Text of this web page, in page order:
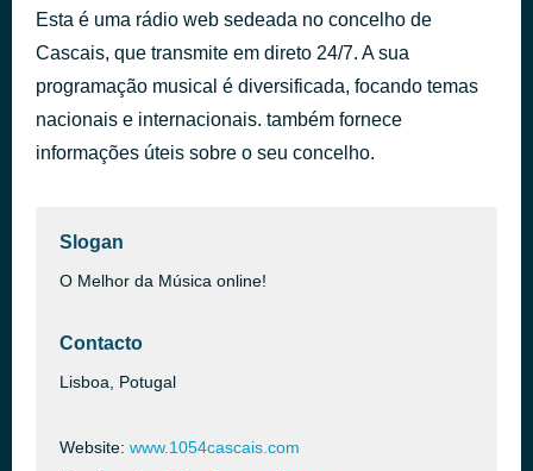
Jimi Hendrix - Hey Joe
Various Artists
Just What I Needed
The Cars
há 17 minutos
Esta é uma rádio web sedeada no concelho de
Cascais, que transmite em direto 24/7. A sua
programação musical é diversificada, focando temas
nacionais e internacionais. também fornece
informações úteis sobre o seu concelho.
Slogan
O Melhor da Música online!
Contacto
Lisboa, Potugal
Website: www.1054cascais.com